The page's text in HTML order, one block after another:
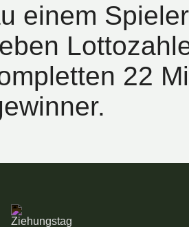
einem
22